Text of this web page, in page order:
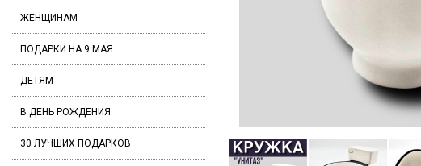
ЖЕНЩИНАМ
ПОДАРКИ НА 9 МАЯ
ДЕТЯМ
В ДЕНЬ РОЖДЕНИЯ
30 ЛУЧШИХ ПОДАРКОВ